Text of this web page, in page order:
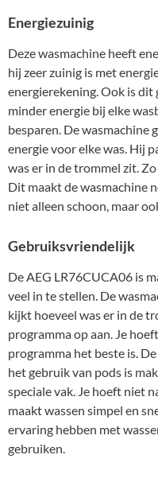
Energiezuinig
Deze wasmachine heeft
hij zeer zuinig is met
energierekening. Ook is
minder energie bij elke
besparen. De wasmachine
energie voor elke was. Hij
was er in de trommel zit.
Dit maakt de wasmachine
niet alleen schoon, maar
Gebruiksvriendelijk
De AEG LR76CUCA06 is
veel in te stellen. De
kijkt hoeveel was er in de
programma op aan. Je
programma het beste is.
het gebruik van pods is
speciale vak. Je hoeft niet
maakt wassen simpel en
ervaring hebben met
gebruiken.